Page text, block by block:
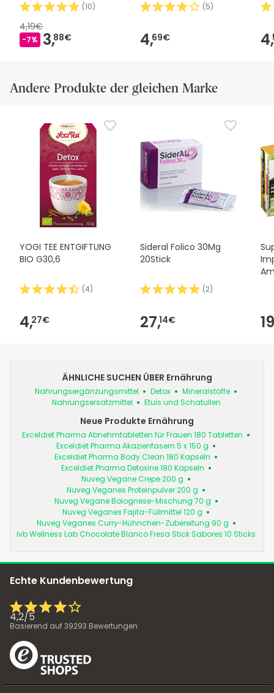
(10)
4,19€
-7% 3,88€
(5)
4,69€ 4,
Andere Produkte der gleichen Marke
YOGI TEE ENTGIFTUNG
BIO G30,6
(4)
4,27€
Sideral Folico 30Mg
20Stick
(2)
27,14€
ÄHNLICHE SUCHEN ÜBER Ernährung
Nahrungsergänzungsmittel Detox
Mineralstoffe
Nahrungsersatzmittel
Etuis und Schatullen
Neue Produkte Ernährung
Exceldiet Pharma Abnehmtabletten für Frauen 180 Tabletten
Exceldiet Pharma Akazienfasern 5 x 150 g
Exceldiet Pharma Body Clean 180 Kapseln
Exceldiet Pharma Detoxine 180 Kapseln
Nuveg Vegane Crepe 200 g
Nuveg Veganes Proteinpulver 200 g
Nuveg Vegane Bolognese-Mischung 70 g
Nuveg Veganes Fajita-Füllmittel 120 g
Nuveg Veganes Curry-Hühnchen-Zubereitung 90 g
Ivb Wellness Lab Chocolate Blanco Fresa Stick Sabores 10 Sticks
Echte Kundenbewertung
4,2/5
Basierend auf39293 Bewertungen